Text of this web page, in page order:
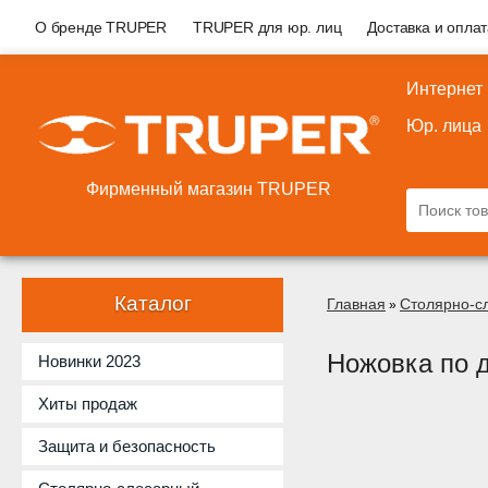
О бренде TRUPER TRUPER для юр. лиц Доставка и
Фирменный магазин TRUPER
Интернет
Юр. лица
Каталог
Новинки 2023
Хиты продаж
Защита и безопасность
Главная » Столярно-
Ножовка по